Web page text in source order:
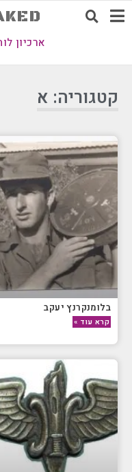
ארכיון
קטגוריה: א
בלומנקרנץ יעקב
קרא עוד »